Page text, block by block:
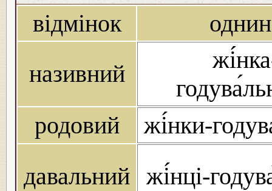
відмінок
називний
родовий
жі́нки-
давальний жі́нці-